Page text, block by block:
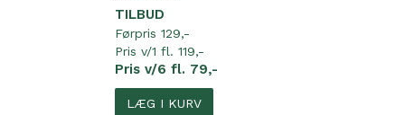
TILBUD
Førpris 129,-
Pris v/1 fl. 119,-
Pris v/6 fl. 79,-
LÆG I KURV